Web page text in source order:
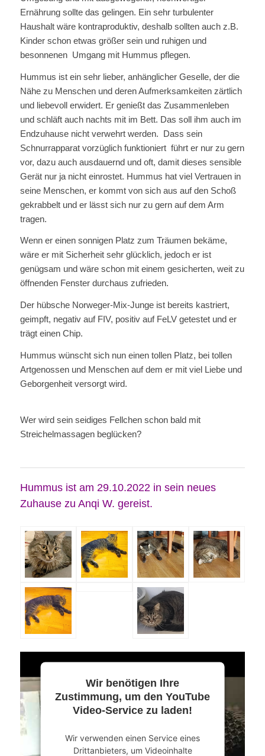
Ernährung sollte das gelingen. Ein sehr turbulenter
Haushalt wäre kontraproduktiv, deshalb sollten auch z.B.
Kinder schon etwas größer sein und ruhigen und
besonnenen Umgang mit Hummus pflegen.
Hummus ist ein sehr lieber, anhänglicher Geselle, der die
Nähe zu Menschen und deren Aufmerksamkeiten zärtlich
und liebevoll erwidert. Er genießt das Zusammenleben
und schläft auch nachts mit im Bett. Das soll ihm auch im
Endzuhause nicht verwehrt werden. Dass sein
Schnurrapparat vorzüglich funktioniert führt er nur zu gern
vor, dazu auch ausdauernd und oft, damit dieses sensible
Gerät nur ja nicht einrostet. Hummus hat viel Vertrauen in
seine Menschen, er kommt von sich aus auf den Schoß
gekrabbelt und er lässt sich nur zu gern auf dem Arm
tragen.
Wenn er einen sonnigen Platz zum Träumen bekäme,
wäre er mit Sicherheit sehr glücklich, jedoch er ist
genügsam und wäre schon mit einem gesicherten, weit zu
öffnenden Fenster durchaus zufrieden.
Der hübsche Norweger-Mix-Junge ist bereits kastriert,
geimpft, negativ auf FIV, positiv auf FeLV getestet und er
trägt einen Chip.
Hummus wünscht sich nun einen tollen Platz, bei tollen
Artgenossen und Menschen auf dem er mit viel Liebe und
Geborgenheit versorgt wird.
Wer wird sein seidiges Fellchen schon bald mit
Streichelmassagen beglücken?
Hummus ist am 29.10.2022 in sein neues
Zuhause zu Anqi W. gereist.
Wir benötigen Ihre
Zustimmung, um den YouTube
Video-Service zu laden!
Wir verwenden einen Service eines
Drittanbieters, um Videoinhalte